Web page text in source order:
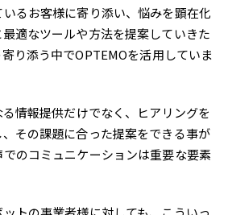
るお客様に寄り添い、悩みを顕在化
適なツールや方法を提案していきた
り添う中でOPTEMOを活用していま
情報提供だけでなく、ヒアリングを
その課題に合った提案をできる事が
のコミュニケーションは重要な要素